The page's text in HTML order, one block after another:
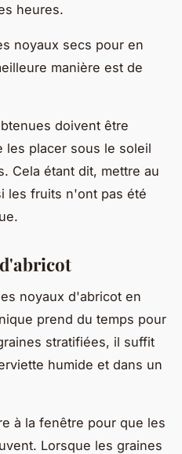
heures.
noyaux secs pour en
manière est de
doivent être
les placer sous le soleil
Cela étant dit, mettre au
les fruits n'ont pas été
noyaux d'abricot en
prend du temps pour
stratifiées, il suffit
humide et dans un
à la fenêtre pour que les
Lorsque les graines